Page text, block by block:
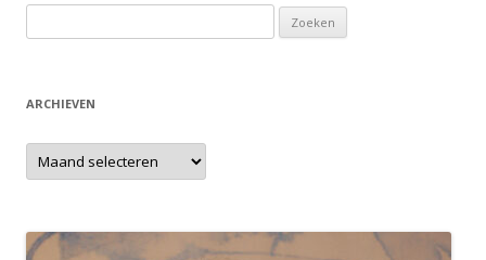
naar:
ARCHIEVEN
Archieven